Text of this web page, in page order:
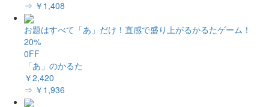
⇒ ￥1,408
お題はすべて「あ」だけ！直感で盛り上がるかるたゲーム！
20%
0FF
「あ」のかるた
￥2,420
⇒ ￥1,936